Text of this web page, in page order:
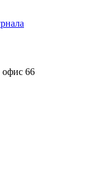
офис 66